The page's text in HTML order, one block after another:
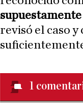
supuestamente
revisó el caso
1